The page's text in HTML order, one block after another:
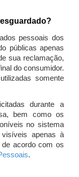
pessoais dos
públicas apenas
sua reclamação,
do consumidor.
somente
durante a
bem como os
no sistema
apenas à
acordo com os
.